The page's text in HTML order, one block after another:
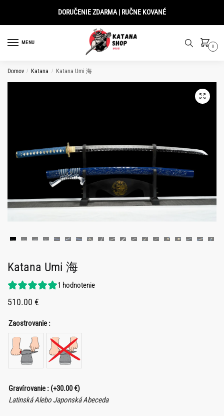
DORUČENIE ZDARMA | RUČNE KOVANÉ
MENU
0
Domov / Katana / Katana Umi 海
Katana Umi 海
1 hodnotenie
510.00 €
Zaostrovanie :
Gravírovanie : (+30.00€)
Latinská Alebo Japonská Abeceda